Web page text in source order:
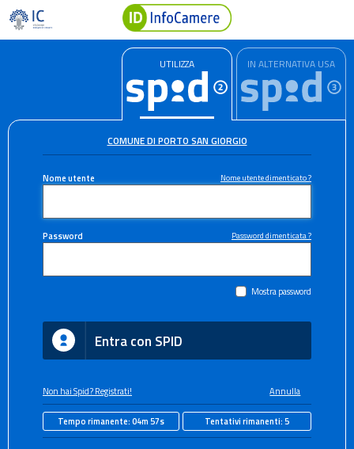
UTILIZZA IN ALTERNATIVA USA
COMUNE DI PORTO SAN GIORGIO
Nome utente Nome utente dimenticato ?
Password Password dimenticata ?
Mostra password
Entra con SPID
Non hai Spid? Registrati! Annulla
Tempo rimanente:04m 56s Tentativi rimanenti:5